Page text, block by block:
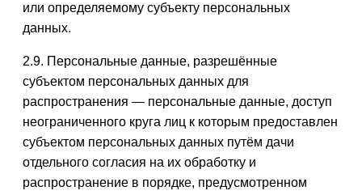
или определяемому субъекту персональных
данных.
2.9. Персональные данные, разрешённые
субъектом персональных данных для
распространения — персональные данные, доступ
неограниченного круга лиц к которым предоставлен
субъектом персональных данных путём дачи
отдельного согласия на их обработку и
распространение в порядке, предусмотренном